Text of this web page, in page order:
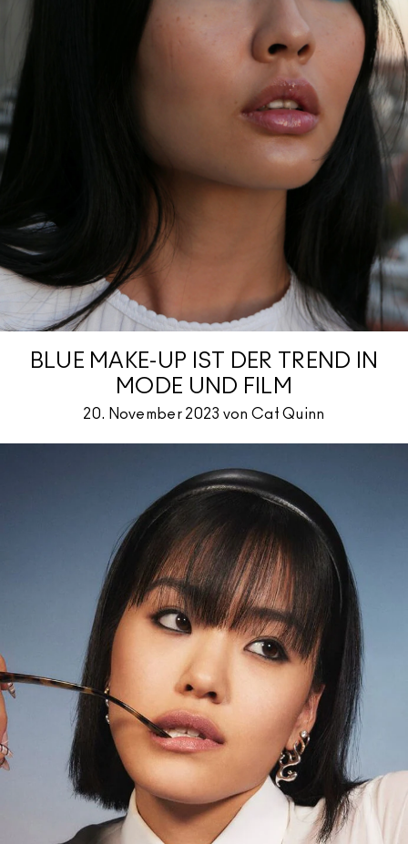
BLUE MAKE-UP IST DER TREND IN
MODE UND FILM
20. November 2023 von Cat Quinn